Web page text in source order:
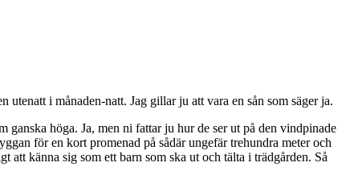
i månaden-natt. Jag gillar ju att vara en sån som säger ja.
ganska höga. Ja, men ni fattar ju hur de ser ut på den vindpinade
för en kort promenad på sådär ungefär trehundra meter och
att känna sig som ett barn som ska ut och tälta i trädgården. Så